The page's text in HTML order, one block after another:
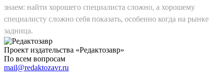
знаем: найти хорошего специалиста сложно, а хорошему
специалисту сложно себя показать, особенно когда на рынке
задница.
Проект издательства «Редактозавр»
По всем вопросам
mail@redaktozavr.ru